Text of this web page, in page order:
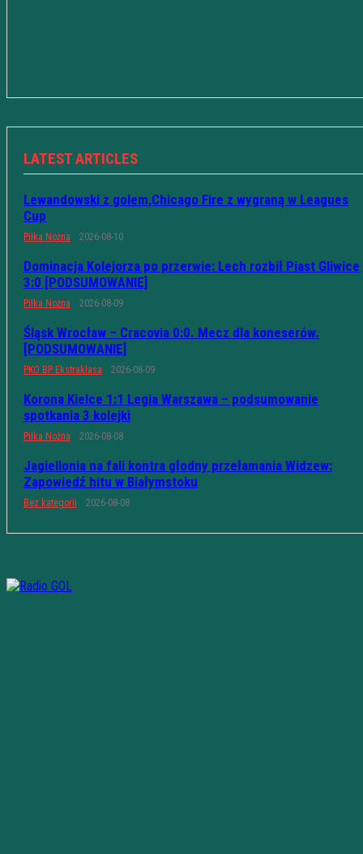
LATEST ARTICLES
Lewandowski z golem,Chicago Fire z wygraną w Leagues
Cup
Piłka Nożna 2026-08-10
Dominacja Kolejorza po przerwie: Lech rozbił Piast Gliwice
3:0 [PODSUMOWANIE]
Piłka Nożna 2026-08-09
Śląsk Wrocław – Cracovia 0:0. Mecz dla koneserów.
[PODSUMOWANIE]
PKO BP Ekstraklasa 2026-08-09
Korona Kielce 1:1 Legia Warszawa – podsumowanie
spotkania 3 kolejki
Piłka Nożna 2026-08-08
Jagiellonia na fali kontra głodny przełamania Widzew:
Zapowiedź hitu w Białymstoku
Bez kategorii 2026-08-08